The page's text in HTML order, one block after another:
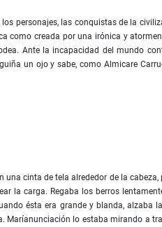
personajes, las conquistas de la
como creada por una irónica y
Ante la incapacidad del mundo
un ojo y sabe, como Almicare
cinta de tela alrededor de la
la carga. Regaba los berros
ésta era grande y blanda, alzaba
Maríanunciación lo estaba mirando a